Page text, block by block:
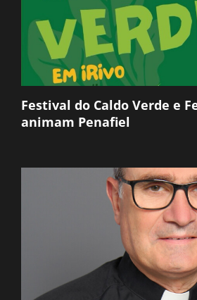
Festival do Caldo Verde e
animam Penafiel